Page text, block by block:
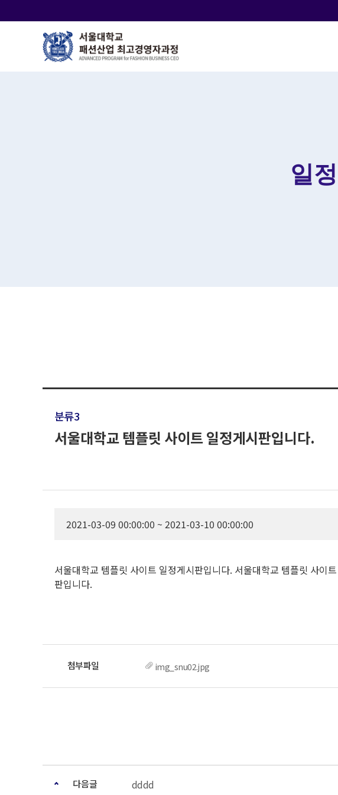
로
일
분류3
서울대학교 템플릿 사이트 일정게시판입니다.
2021-03-09 00:00:00 ~ 2021-03-10 00:00:00
서울대학교 템플릿 사이트 일정게시판입니다. 서울대학교 템플릿 사이
판입니다.
img_snu02.jpg
다음글 dddd